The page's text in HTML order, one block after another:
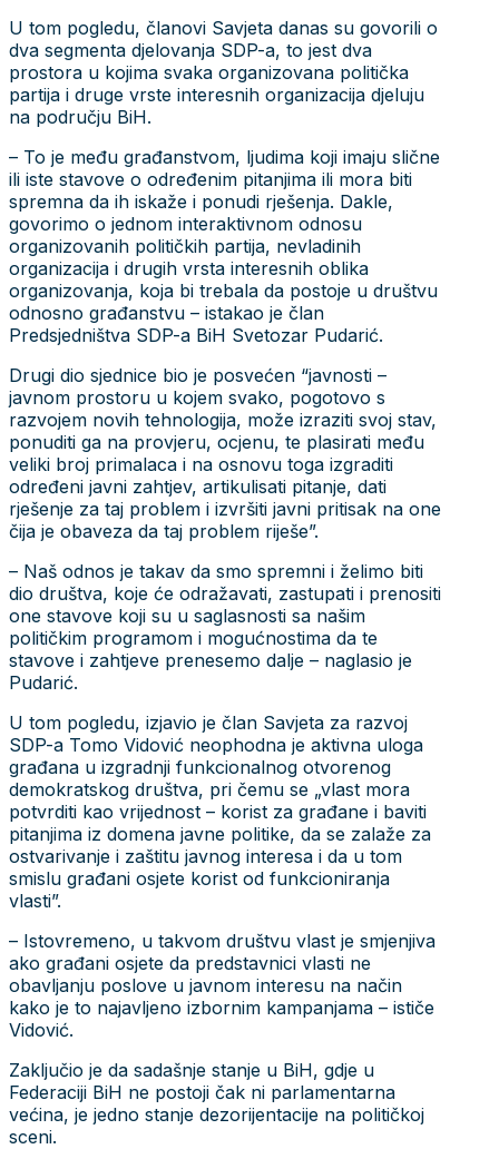
U tom pogledu, članovi Savjeta danas su govorili o
dva segmenta djelovanja SDP-a, to jest dva
prostora u kojima svaka organizovana politička
partija i druge vrste interesnih organizacija djeluju
na području BiH.
– To je među građanstvom, ljudima koji imaju slične
ili iste stavove o određenim pitanjima ili mora biti
spremna da ih iskaže i ponudi rješenja. Dakle,
govorimo o jednom interaktivnom odnosu
organizovanih političkih partija, nevladinih
organizacija i drugih vrsta interesnih oblika
organizovanja, koja bi trebala da postoje u društvu
odnosno građanstvu – istakao je član
Predsjedništva SDP-a BiH Svetozar Pudarić.
Drugi dio sjednice bio je posvećen “javnosti –
javnom prostoru u kojem svako, pogotovo s
razvojem novih tehnologija, može izraziti svoj stav,
ponuditi ga na provjeru, ocjenu, te plasirati među
veliki broj primalaca i na osnovu toga izgraditi
određeni javni zahtjev, artikulisati pitanje, dati
rješenje za taj problem i izvršiti javni pritisak na one
čija je obaveza da taj problem riješe”.
– Naš odnos je takav da smo spremni i želimo biti
dio društva, koje će odražavati, zastupati i prenositi
one stavove koji su u saglasnosti sa našim
političkim programom i mogućnostima da te
stavove i zahtjeve prenesemo dalje – naglasio je
Pudarić.
U tom pogledu, izjavio je član Savjeta za razvoj
SDP-a Tomo Vidović neophodna je aktivna uloga
građana u izgradnji funkcionalnog otvorenog
demokratskog društva, pri čemu se „vlast mora
potvrditi kao vrijednost – korist za građane i baviti
pitanjima iz domena javne politike, da se zalaže za
ostvarivanje i zaštitu javnog interesa i da u tom
smislu građani osjete korist od funkcioniranja
vlasti”.
– Istovremeno, u takvom društvu vlast je smjenjiva
ako građani osjete da predstavnici vlasti ne
obavljanju poslove u javnom interesu na način
kako je to najavljeno izbornim kampanjama – ističe
Vidović.
Zaključio je da sadašnje stanje u BiH, gdje u
Federaciji BiH ne postoji čak ni parlamentarna
većina, je jedno stanje dezorijentacije na političkoj
sceni.